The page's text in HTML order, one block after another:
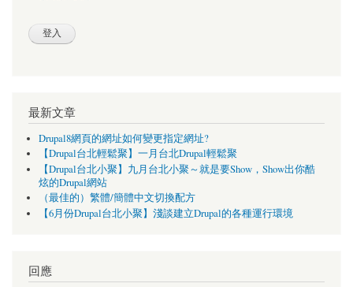
最新文章
Drupal8網頁的網址如何變更指定網址?
【Drupal台北輕鬆聚】一月台北Drupal輕鬆聚
【Drupal台北小聚】九月台北小聚～就是要Show，Show出你酷
炫的Drupal網站
（最佳的）繁體/簡體中文切換配方
【6月份Drupal台北小聚】淺談建立Drupal的各種運行環境
回應